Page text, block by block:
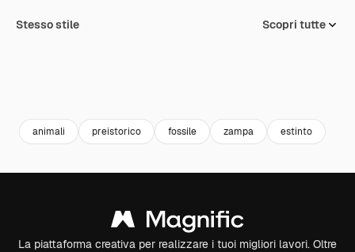
Stesso stile Scopri tutte
animali preistorico fossile zampa estinto
La piattaforma creativa per realizzare i tuoi migliori lavori. Oltre